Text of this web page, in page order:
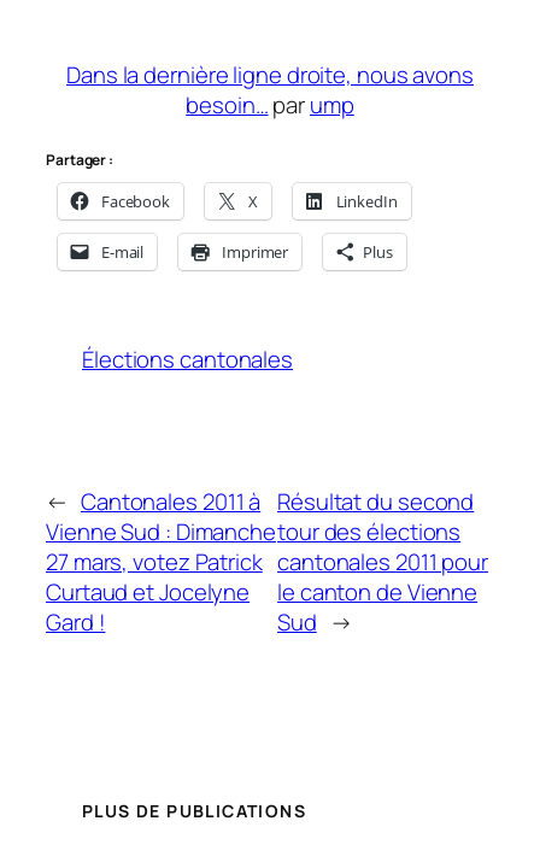
Dans la dernière ligne droite, nous avons
besoin…parump
Partager :
Facebook X LinkedIn
E-mail Imprimer Plus
Élections cantonales
← Cantonales 2011 à
Vienne Sud : Dimanche
27 mars, votez Patrick
Curtaud et Jocelyne
Gard !
Résultat du second
tour des élections
cantonales 2011 pour
le canton de Vienne
Sud →
PLUS DE PUBLICATIONS